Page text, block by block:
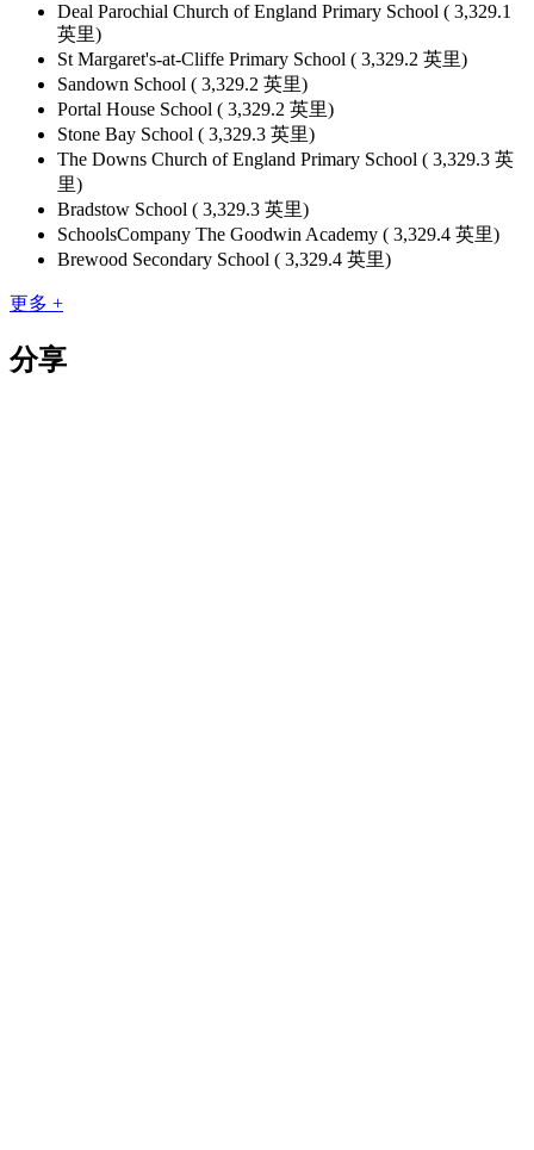
Deal Parochial Church of England Primary School ( 3,329.1
英里)
St Margaret's-at-Cliffe Primary School ( 3,329.2 英里)
Sandown School ( 3,329.2 英里)
Portal House School ( 3,329.2 英里)
Stone Bay School ( 3,329.3 英里)
The Downs Church of England Primary School ( 3,329.3 英
里)
Bradstow School ( 3,329.3 英里)
SchoolsCompany The Goodwin Academy ( 3,329.4 英里)
Brewood Secondary School ( 3,329.4 英里)
更多 +
分享